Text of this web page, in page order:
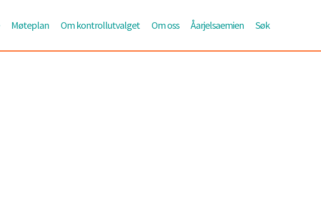
Møteplan Om kontrollutvalget Om oss Åarjelsaemien Søk